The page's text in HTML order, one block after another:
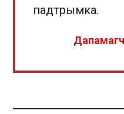
падтрымка.